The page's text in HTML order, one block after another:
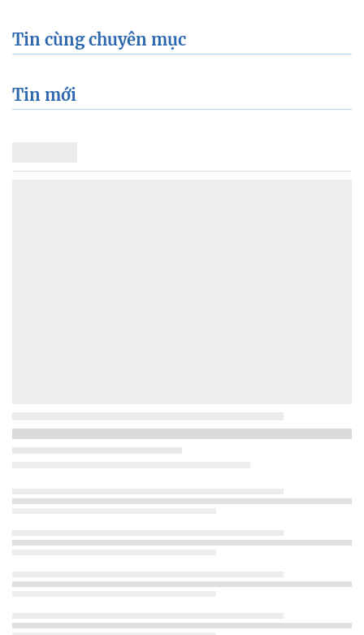
Tin cùng chuyên mục
Tin mới